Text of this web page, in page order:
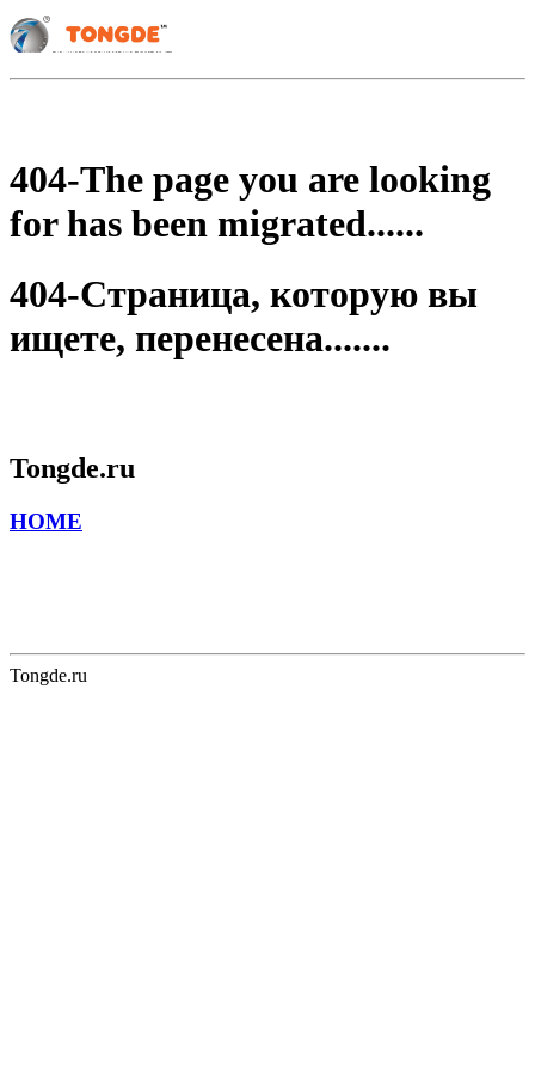
404-The page you are looking
for has been migrated......
404-Страница, которую вы
ищете, перенесена.......
Tongde.ru
HOME
Tongde.ru